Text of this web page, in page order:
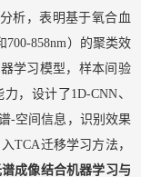
析，表明基于氧合血
700-858nm）的聚类效
学习模型，样本间验
，设计了1D-CNN、
-空间信息，识别效果
TCA迁移学习方法，
谱成像结合机器学习与